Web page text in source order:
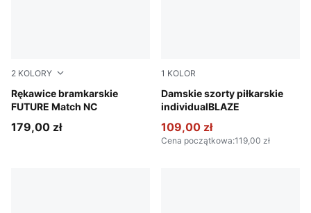
2 KOLORY
Rękawice bramkarskie
FUTURE Match NC
Heat Fire-Ravish
179,00 zł
1 KOLOR
Damskie szorty piłkarskie
individualBLAZE
Gray Sky-PUMA White-
109,00 zł
Cena początkowa:119,00 zł